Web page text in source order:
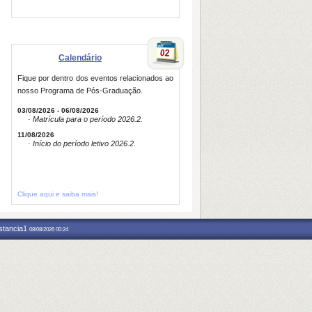
Calendário
Fique por dentro dos eventos relacionados ao
nosso Programa de Pós-Graduação.
03/08/2026 - 06/08/2026
· Matrícula para o período 2026.2.
11/08/2026
· Início do período letivo 2026.2.
Clique aqui e saiba mais!
08/08/2026 00:24